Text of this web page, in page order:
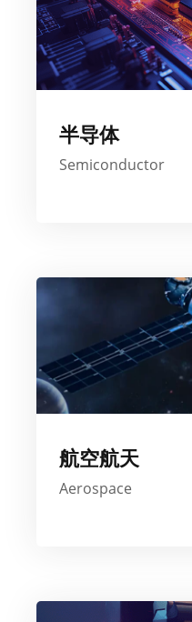
半导体
Semiconductor
航空航天
Aerospace